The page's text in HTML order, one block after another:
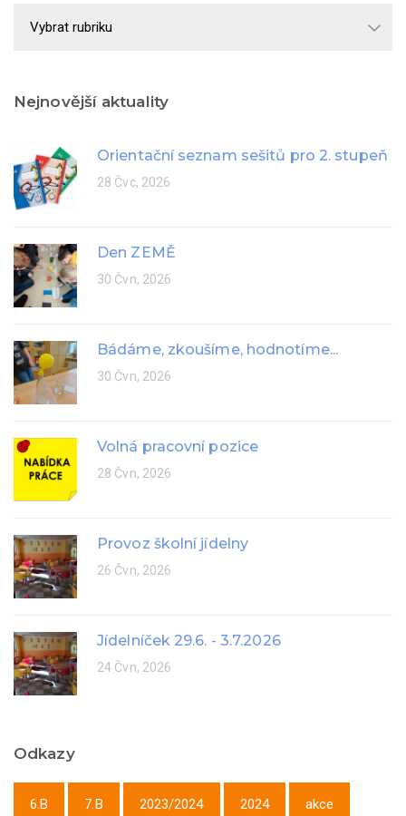
Nejnovější aktuality
Orientační seznam sešitů pro 2. stupeň
28 Čvc, 2026
Den ZEMĚ
30 Čvn, 2026
Bádáme, zkoušíme, hodnotíme...
30 Čvn, 2026
Volná pracovní pozice
28 Čvn, 2026
Provoz školní jídelny
26 Čvn, 2026
Jídelníček 29.6. - 3.7.2026
24 Čvn, 2026
Odkazy
6.B 7.B 2023/2024 2024 akce